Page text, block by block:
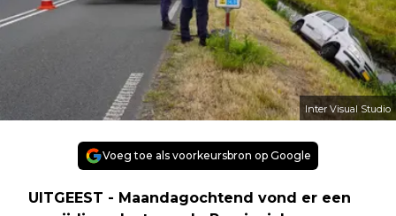
Inter Visual Studio
Voeg toe als voorkeursbron op Google
UITGEEST - Maandagochtend vond er een